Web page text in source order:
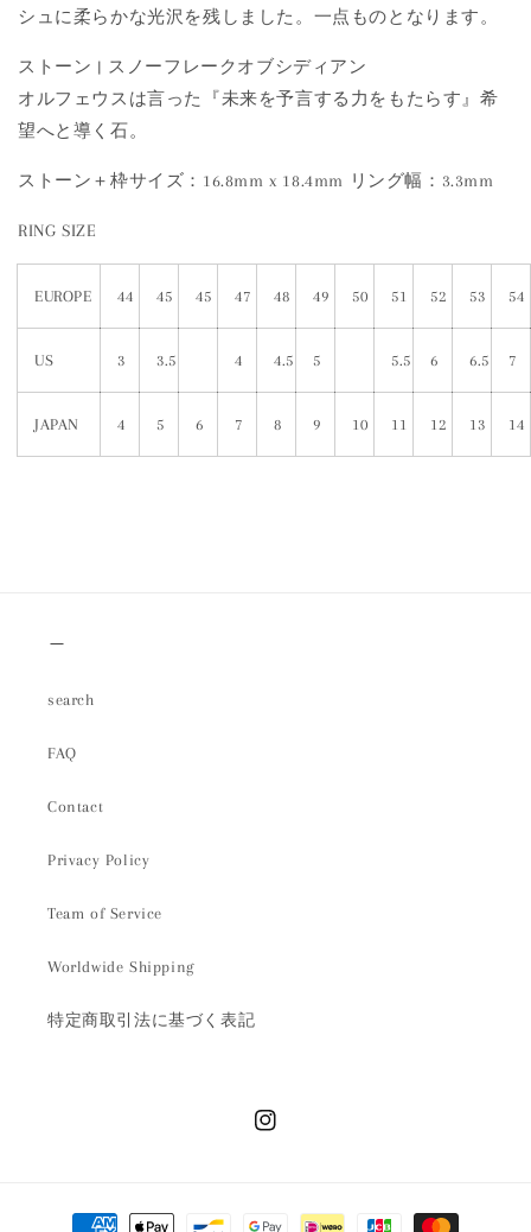
を
ら
す
を
や
す
シュに柔らかな光沢を残しました。一点ものとなります。
ストーン | スノーフレークオブシディアン
オルフェウスは言った『未来を予言する力をもたらす』希
望へと導く石。
ストーン＋枠サイズ：16.8mm x 18.4mm リング幅：3.3mm
RING SIZE
EUROPE 44 45 45 47 48 49 50 51 52 53 54
US 3 3.5 4 4.5 5 5.5 6 6.5 7
JAPAN 4 5 6 7 8 9 10 11 12 13 14
＿
search
FAQ
Contact
Privacy Policy
Team of Service
Worldwide Shipping
特定商取引法に基づく表記
Instagram